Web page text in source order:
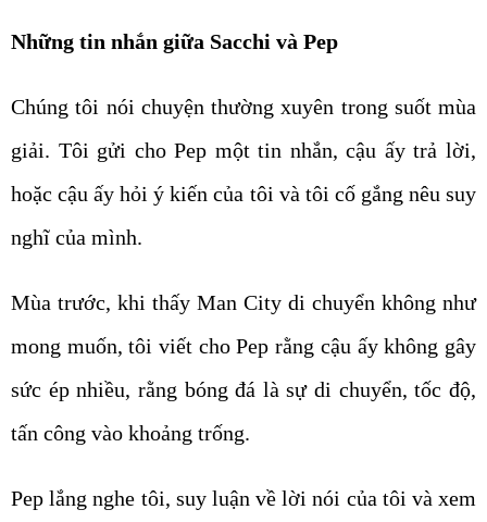
Những tin nhắn giữa Sacchi và Pep
Chúng tôi nói chuyện thường xuyên trong suốt mùa
giải. Tôi gửi cho Pep một tin nhắn, cậu ấy trả lời,
hoặc cậu ấy hỏi ý kiến của tôi và tôi cố gắng nêu suy
nghĩ của mình.
Mùa trước, khi thấy Man City di chuyển không như
mong muốn, tôi viết cho Pep rằng cậu ấy không gây
sức ép nhiều, rằng bóng đá là sự di chuyển, tốc độ,
tấn công vào khoảng trống.
Pep lắng nghe tôi, suy luận về lời nói của tôi và xem